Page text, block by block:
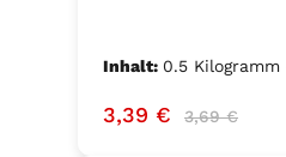
Inhalt: 0.5 Kilogramm
Verkaufspreis:
3,39 € Regulärer Preis:
3,69 €